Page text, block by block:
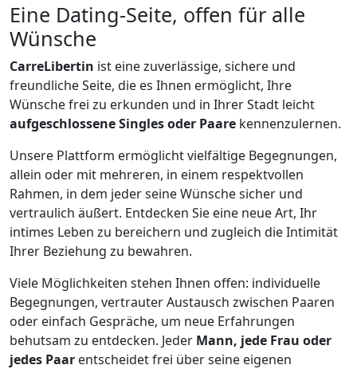
Eine Dating-Seite, offen für alle
Wünsche
CarreLibertin ist eine zuverlässige, sichere und
freundliche Seite, die es Ihnen ermöglicht, Ihre
Wünsche frei zu erkunden und in Ihrer Stadt leicht
aufgeschlossene Singles oder Paare kennenzulernen.
Unsere Plattform ermöglicht vielfältige Begegnungen,
allein oder mit mehreren, in einem respektvollen
Rahmen, in dem jeder seine Wünsche sicher und
vertraulich äußert. Entdecken Sie eine neue Art, Ihr
intimes Leben zu bereichern und zugleich die Intimität
Ihrer Beziehung zu bewahren.
Viele Möglichkeiten stehen Ihnen offen: individuelle
Begegnungen, vertrauter Austausch zwischen Paaren
oder einfach Gespräche, um neue Erfahrungen
behutsam zu entdecken. Jeder Mann, jede Frau oder
jedes Paar entscheidet frei über seine eigenen